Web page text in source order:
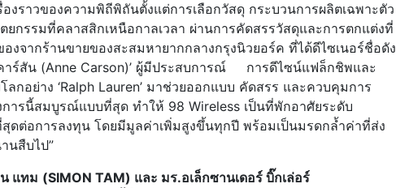
องราวของความพิถีพิถันตั้งแต่การเลือกวัสดุ กระบวนการผลิตเฉพาะตัว
ยกรรมที่คลาสสิกเหนือกาลเวลา ผ่านการคัดสรรวัสดุและการตกแต่งที่
งจากร้านขายของสะสมหายากกลางกรุงนิวยอร์ค ที่ได้ดีไซเนอร์ชื่อดัง
าร์สัน (Anne Carson)’ ผู้มีประสบการณ์ การดีไซน์แฟล็กชิพและ
กอย่าง ‘Ralph Lauren’ มาช่วยออกแบบ คัดสรร และควบคุมการ
การนี้สมบูรณ์แบบที่สุด ทำให้ 98 Wireless เป็นที่พักอาศัยระดับ
ดต่อการลงทุน โดยมีมูลค่าเพิ่มสูงขึ้นทุกปี พร้อมเป็นมรดกล้ำค่าที่ส่ง
นสืบไป”
แทม (SIMON TAM) และ มร.อเล็กซานเดอร์ บิ๊กเล่อร์